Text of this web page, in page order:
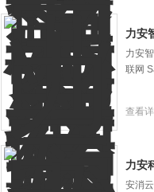
力安
力安
联网
查看
力安
安消